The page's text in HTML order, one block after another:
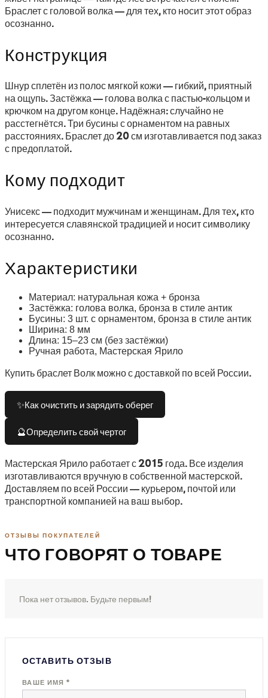
Браслет с головой волка — для тех, кто носит этот образ
осознанно.
Конструкция
Шнур сплетён из полос мягкой кожи — гибкий, приятный
на ощупь. Застёжка — голова волка с пастью-кольцом и
крючком на другом конце. Надёжная: случайно не
расстегнётся. Три бусины с орнаментом на равных
расстояниях. Браслет до 20 см изготавливается под заказ
с предоплатой.
Кому подходит
Унисекс — подходит мужчинам и женщинам. Для тех, кто
интересуется славянской традицией и носит символику
осознанно.
Характеристики
Материал: натуральная кожа + бронза
Застёжка: голова волка, бронза в стиле антик
Бусины: 3 шт. с орнаментом, бронза в стиле антик
Ширина: 8 мм
Длина: 15–23 см (без застёжки)
Ручная работа, Мастерская Ярило
Купить браслет Волк можно с доставкой по всей России.
✨Как очистить и зарядить оберег
🔮Определить свой чертог
Мастерская Ярило работает с 2015 года. Все изделия
изготавливаются вручную в собственной мастерской.
Доставляем по всей России — курьером, почтой или
транспортной компанией на ваш выбор.
ОТЗЫВЫ ПОКУПАТЕЛЕЙ
ЧТО ГОВОРЯТ О ТОВАРЕ
Пока нет отзывов. Будьте первым!
ОСТАВИТЬ ОТЗЫВ
ВАШЕ ИМЯ *